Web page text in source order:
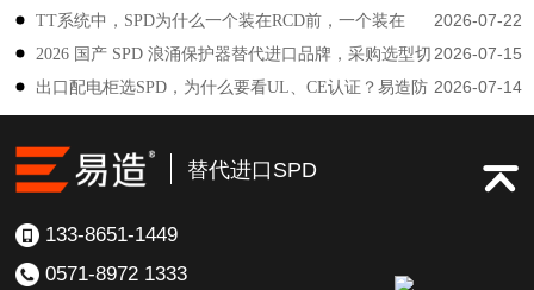
防雷
2026-07-22
TT系统中，SPD为什么一个装在RCD前，一个装在
后？-易造防雷
2026-07-15
2026 国产 SPD 浪涌保护器替代进口品牌，采购选型切
勿只对比价格-易造防雷
2026-07-14
出口配电柜选SPD，为什么要看UL、CE认证？易造防
雷技术解答
替代进口SPD
133-8651-1449
0571-8972 1333